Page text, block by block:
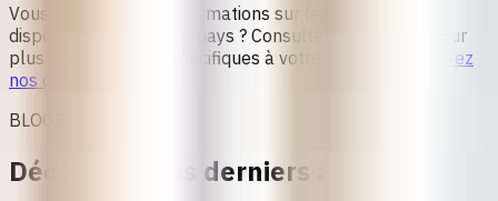
Vous souhaitez des informations sur les marques
disponibles dans votre pays ? Consultez
pour
plus d'informations spécifiques à votre pays ou
contactez
nos conseillères.
BLOGS
Découvrez nos derniers articles